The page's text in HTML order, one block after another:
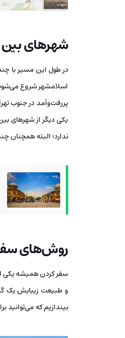
شهرهای
در طول این مسیر با
اسلامشهر شروع
پررفت‌وآمد در جنوب
یکی دیگر از شهرهای
ندارد؛ البته همچنان
روش‌های سفر
سفر کردن همیشه یکی
و طبیعت زیبایش یک
بیندازیم که می‌توانید